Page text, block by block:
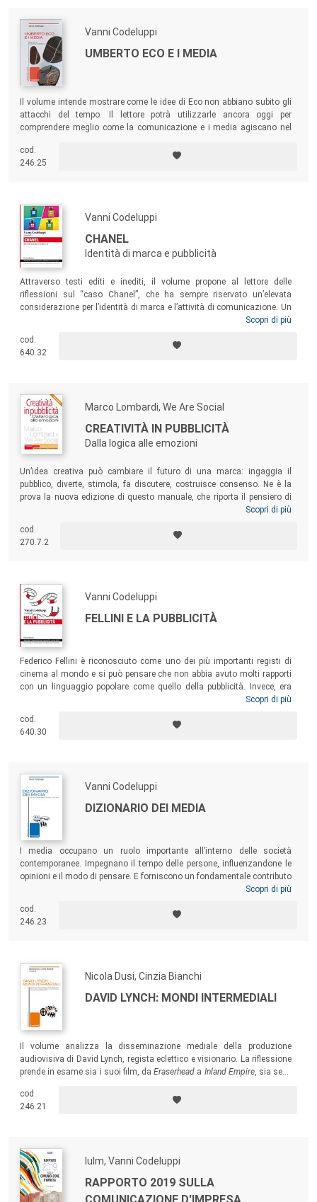
Vanni Codeluppi
UMBERTO ECO E I MEDIA
Il volume intende mostrare come le idee di Eco non abbiano subito gli
attacchi del tempo. Il lettore potrà utilizzarle ancora oggi per
comprendere meglio come la comunicazione e i media agiscano nel
cod.
246.25
Vanni Codeluppi
CHANEL
Identità di marca e pubblicità
Attraverso testi editi e inediti, il volume propone al lettore delle
riflessioni sul “caso Chanel”, che ha sempre riservato un’elevata
considerazione per l’identità di marca e l’attività di comunicazione. Un
caso esemplare, grazie al quale è possibile ragionare su quello che
esplorare questioni rilevanti per comprendere la natura e il
funzionamento di un soggetto complesso come la marca.
Scopri di più
cod.
640.32
Marco Lombardi, We Are Social
CREATIVITÀ IN PUBBLICITÀ
Dalla logica alle emozioni
Un’idea creativa può cambiare il futuro di una marca: ingaggia il
pubblico, diverte, stimola, fa discutere, costruisce consenso. Ne è la
prova la nuova edizione di questo manuale, che riporta il pensiero di
alcuni direttori creativi che hanno fatto la storia della pubblicità
Gavino Sanna. Attualità e semplicità, numerosità di casi e basi
teoriche rendono questo manuale un sicuro riferimento per tutti coloro
Scopri di più
cod.
270.7.2
Vanni Codeluppi
FELLINI E LA PUBBLICITÀ
Federico Fellini è riconosciuto come uno dei più importanti registi di
cinema al mondo e si può pensare che non abbia avuto molti rapporti
con un linguaggio popolare come quello della pubblicità. Invece, era
esattamente il contrario e questo libro vuole mostrare che Fellini ha
lasciandoci degli esempi di pubblicità che devono essere considerati
attentamente anche da parte dei professionisti odierni della
Scopri di più
cod.
640.30
Vanni Codeluppi
DIZIONARIO DEI MEDIA
I media occupano un ruolo importante all’interno delle società
contemporanee. Impegnano il tempo delle persone, influenzandone le
opinioni e il modo di pensare. E forniscono un fondamentale contributo
al funzionamento del processo di creazione di valore del sistema
tuttavia degli strumenti di sintesi che, come questo dizionario,
possano orientare in una realtà articolata e in veloce cambiamento.
Scopri di più
cod.
246.23
Nicola Dusi, Cinzia Bianchi
DAVID LYNCH: MONDI INTERMEDIALI
Il volume analizza la disseminazione mediale della produzione
audiovisiva di David Lynch, regista eclettico e visionario. La riflessione
prende in esame sia i suoi film, daEraserhead a Inland Empire, sia serie
come l’identità, il ruolo del sonoro, la relazione con la pittura e le altre
arti.
cod.
246.21
Iulm, Vanni Codeluppi
RAPPORTO 2019 SULLA